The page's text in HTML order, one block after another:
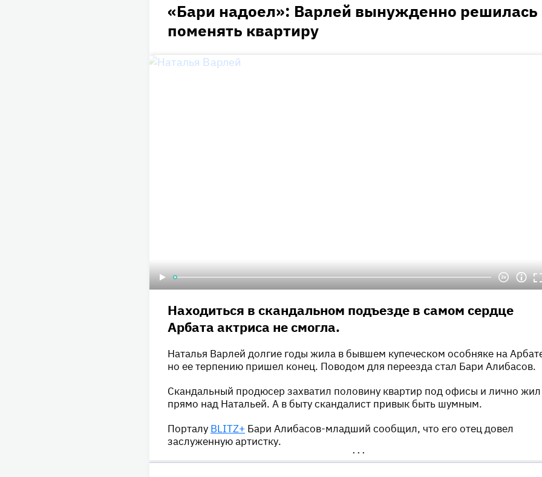
«Бари надоел»: Варлей вынужденно решилась
поменять квартиру
Находиться в скандальном подъезде в самом сердце
Арбата актриса не смогла.
Наталья Варлей долгие годы жила в бывшем купеческом особняке на
но ее терпению пришел конец. Поводом для переезда стал Бари Алибасов.
Скандальный продюсер захватил половину квартир под офисы и лично жил
прямо над Натальей. А в быту скандалист привык быть шумным.
Порталу BLITZ+ Бари Алибасов-младший сообщил, что его отец довел
заслуженную артистку.
•••